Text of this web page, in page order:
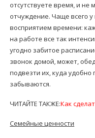
отсутствуете время, и не
отчуждение. Чаще всего
восприятием времени:
на работе все так
угодно забитое
звонок домой, может,
подвезти их, куда
забываются.
ЧИТАЙТЕ ТАКЖЕ:Как
Семейные ценности